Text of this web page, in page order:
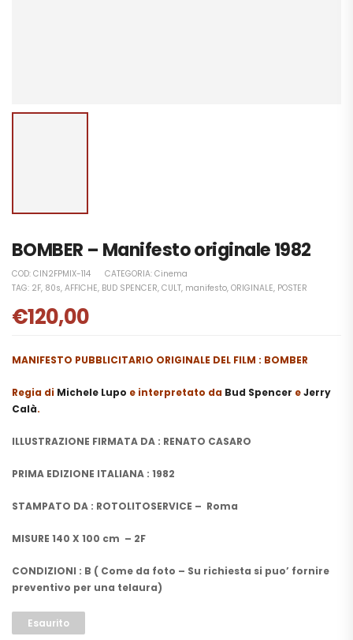
BOMBER – Manifesto originale 1982
COD: CIN2FPMIX-114 CATEGORIA: Cinema
TAG: 2F, 80s, AFFICHE, BUD SPENCER, CULT, manifesto, ORIGINALE, POSTER
€120,00
MANIFESTO PUBBLICITARIO ORIGINALE DEL FILM : BOMBER
Regia di Michele Lupo e interpretato da Bud Spencer eJerry
Calà.
ILLUSTRAZIONE FIRMATA DA : RENATO CASARO
PRIMA EDIZIONE ITALIANA : 1982
STAMPATO DA : ROTOLITOSERVICE – Roma
MISURE 140 X 100 cm – 2F
CONDIZIONI : B ( Come da foto – Su richiesta si puo’ fornire
preventivo per una telaura)
Esaurito